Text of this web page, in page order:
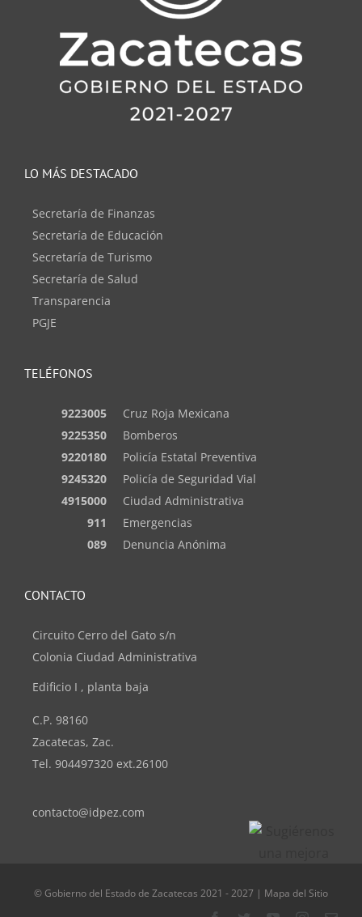
TELÉFONOS
9223005
Cruz Roja Mexicana
9225350
Bomberos
9220180
Policía Estatal Preventiva
9245320
Policía de Seguridad Vial
4915000
Ciudad Administrativa
911
Emergencias
089
Denuncia Anónima
LO MÁS DESTACADO
Secretaría de Finanzas
Secretaría de Educación
Secretaría de Turismo
Secretaría de Salud
Transparencia
PGJE
CONTACTO
Circuito Cerro del Gato s/n
Colonia Ciudad Administrativa
Edificio I , planta baja
C.P. 98160
Zacatecas, Zac.
Tel. 904497320 ext.26100
contacto@idpez.com
© Gobierno del Estado de Zacatecas 2021 - 2027 | Mapa del Sitio